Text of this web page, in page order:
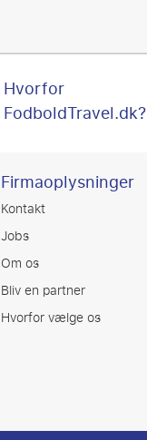
Hvorfor
FodboldTravel.dk?
Firmaoplysninger
Kontakt
Jobs
Om os
Bliv en partner
Hvorfor vælge os